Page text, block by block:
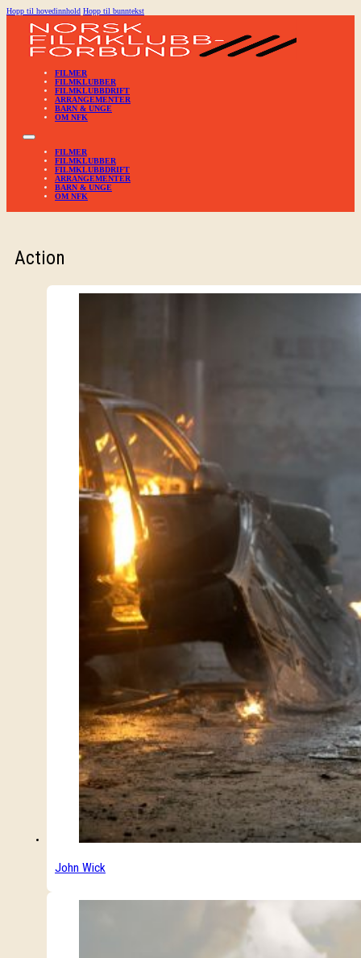
Hopp til hovedinnhold Hopp til bunntekst
FILMER
FILMKLUBBER
FILMKLUBBDRIFT
ARRANGEMENTER
BARN & UNGE
OM NFK
FILMER
FILMKLUBBER
FILMKLUBBDRIFT
ARRANGEMENTER
BARN & UNGE
OM NFK
Action
John Wick